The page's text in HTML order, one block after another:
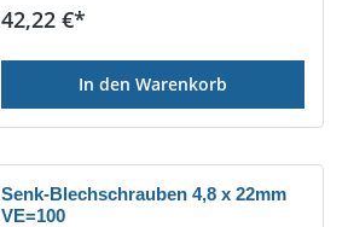
Regulärer Preis:
42,22 €*
In den Warenkorb
Senk-Blechschrauben 4,8 x 22mm
VE=100